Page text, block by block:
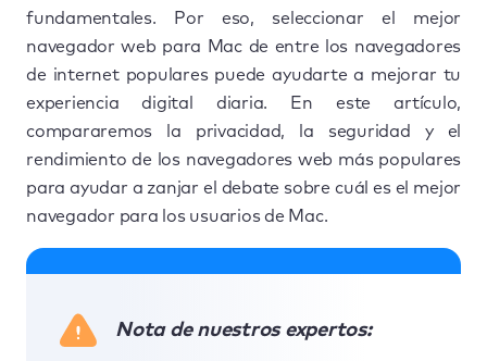
fundamentales. Por eso, seleccionar el mejor
navegador web para Mac de entre los navegadores
de internet populares puede ayudarte a mejorar tu
experiencia digital diaria. En este artículo,
compararemos la privacidad, la seguridad y el
rendimiento de los navegadores web más populares
para ayudar a zanjar el debate sobre cuál es el mejor
navegador para los usuarios de Mac.
Nota de nuestros expertos: